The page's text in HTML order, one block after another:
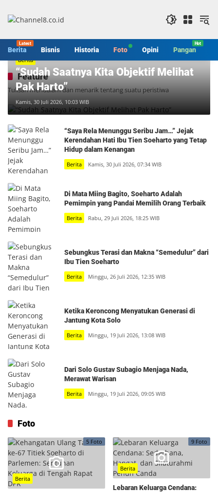
konten
Berita Bisnis Historia Foto Opini Pangan
Feature
Tulisan mendalam dan menarik tentang suatu peristiwa
Berita
“Sudah Saatnya Kita Objektif Melihat
Pak Harto”
Kamis, 30 Juli 2026, 10:03 WIB
“Saya Rela Menunggu Seribu Jam…” Jejak
Kerendahan Hati Ibu Tien Soeharto yang Tetap
Hidup dalam Kenangan
Berita Kamis, 30 Juli 2026, 07:34 WIB
Di Mata Miing Bagito, Soeharto Adalah
Pemimpin yang Pandai Memilih Orang Terbaik
Berita Rabu, 29 Juli 2026, 18:25 WIB
Sebungkus Terasi dan Makna “Semedulur” dari
Ibu Tien Soeharto
Berita Minggu, 26 Juli 2026, 12:35 WIB
Ketika Keroncong Menyatukan Generasi di
Jantung Kota Solo
Berita Minggu, 19 Juli 2026, 13:08 WIB
Dari Solo Gustav Subagio Menjaga Nada,
Merawat Warisan
Berita Minggu, 19 Juli 2026, 09:05 WIB
Foto
5 Foto
Berita
9 Foto
Berita
Lebaran Keluarga Cendana: